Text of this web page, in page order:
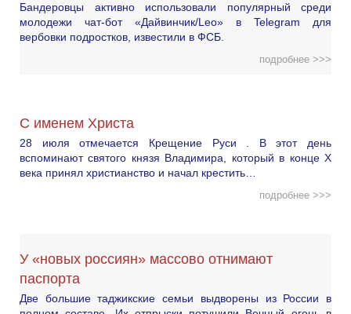
Бандеровцы активно использовали популярный среди
молодежи чат-бот «Дайвинчик/Leo» в Telegram для
вербовки подростков, известили в ФСБ.
подробнее >>>
С именем Христа
28 июля отмечается Крещение Руси . В этот день
вспоминают святого князя Владимира, который в конце X
века принял христианство и начал крестить…
подробнее >>>
У «новых россиян» массово отнимают
паспорта
Две большие таджикские семьи выдворены из России в